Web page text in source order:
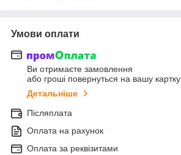
Умови оплати
Ви отримаєте замовлення
або гроші повернуться на вашу картку
Детальніше
Післяплата
Оплата на рахунок
Оплата за реквізитами